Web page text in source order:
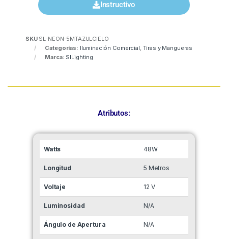
Instructivo
SKU SL-NEON-5MTAZULCIELO
Categorías: Iluminación Comercial, Tiras y Mangueras
Marca: SlLighting
Atributos:
Watts 48W
Longitud 5 Metros
Voltaje 12 V
Luminosidad N/A
Ángulo de Apertura N/A